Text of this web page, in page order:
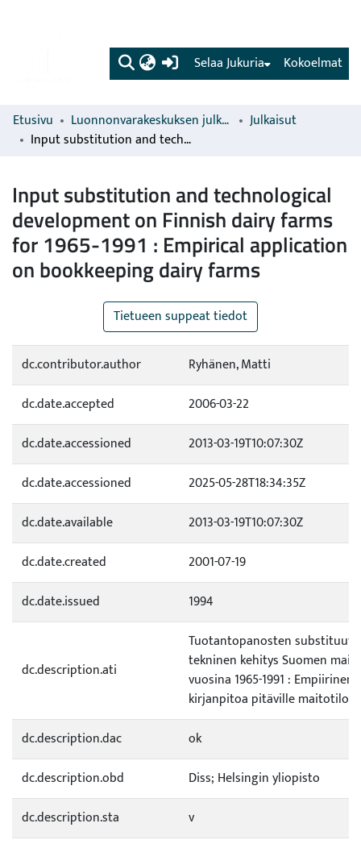
(current) Kokoelmat
Selaa Jukuria
Etusivu Luonnonvarakeskuksen julkaisut
Julkaisut
Input substitution and technological development on Finnish dairy farms for 1965-1991 : Empirical application on bookkeeping dairy farms
Input substitution and technological
development on Finnish dairy farms
for 1965-1991 : Empirical application
on bookkeeping dairy farms
Tietueen suppeat tiedot
dc.contributor.author
Ryhänen, Matti
dc.date.accepted
2006-03-22
dc.date.accessioned
2013-03-19T10:07:30Z
dc.date.accessioned
2025-05-28T18:34:35Z
dc.date.available
2013-03-19T10:07:30Z
dc.date.created
2001-07-19
dc.date.issued
1994
dc.description.ati
Tuotantopanosten
tekninen kehitys Suomen
vuosina 1965-1991 :
kirjanpitoa pitäville
dc.description.dac
ok
dc.description.obd
Diss; Helsingin yliopisto
dc.description.sta
v